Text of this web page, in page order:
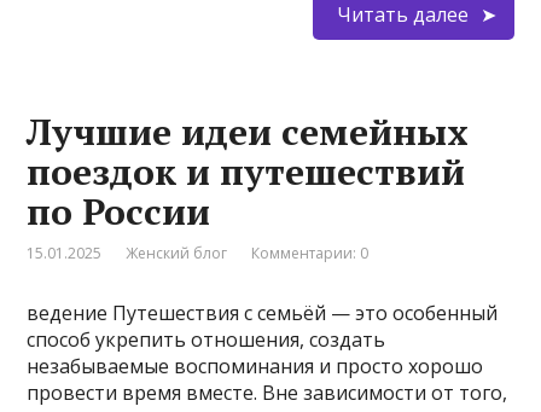
Читать далее
Лучшие идеи семейных
поездок и путешествий
по России
15.01.2025 Женский блог Комментарии: 0
ведение Путешествия с семьёй — это особенный
способ укрепить отношения, создать
незабываемые воспоминания и просто хорошо
провести время вместе. Вне зависимости от того,